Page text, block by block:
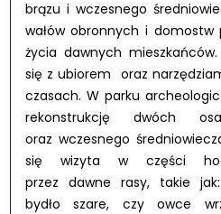
brązu i wczesnego
wałów obronnych i domostw
życia dawnych
się z ubiorem oraz
czasach. W parku
rekonstrukcję dwóch
oraz wczesnego
się wizyta w części
przez dawne rasy, takie jak:
bydło szare, czy owce